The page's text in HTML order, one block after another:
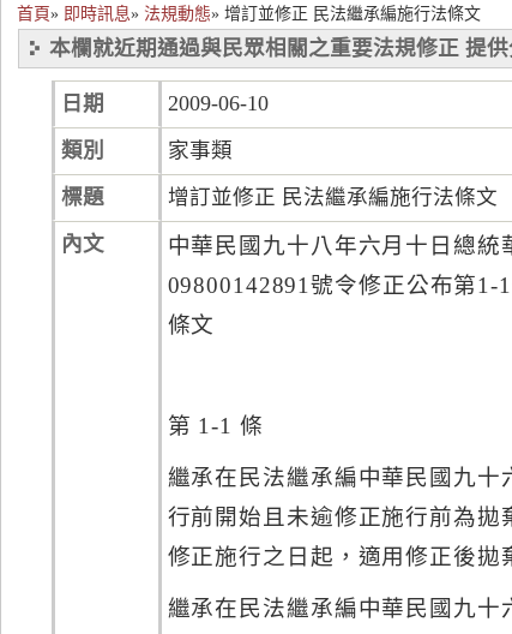
首頁» 即時訊息» 法規動態» 增訂並修正 民法繼承編施行法條文
本欄就近期通過與民眾相關之重要法規修正 提
日期
2009-06-10
類別
家事類
標題
增訂並修正 民法繼承編施行法條文
內文
中華民國九十八年六月十日總統
09800142891號令修正公布第1-
條文
第 1-1 條
繼承在民法繼承編中華民國九十
行前開始且未逾修正施行前為拋
修正施行之日起，適用修正後拋
繼承在民法繼承編中華民國九十